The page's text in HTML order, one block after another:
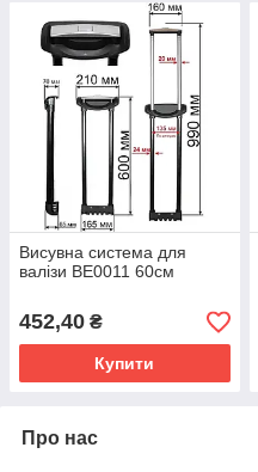
Висувна система для
валізи ВЕ0011 60см
452,40 ₴
Купити
Про нас